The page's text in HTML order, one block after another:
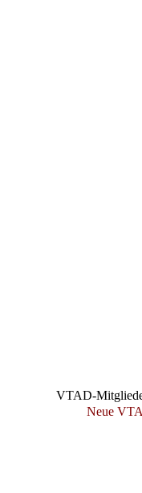
VTAD-
Neue